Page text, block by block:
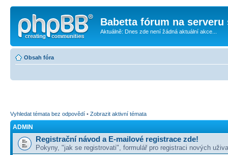
Babetta fórum na serveru
Aktuálně: Dnes zde není žádná aktuální akce...
Obsah fóra
Vyhledat témata bez odpovědí • Zobrazit aktivní témata
ADMIN
Registrační návod a E-mailové registrace zde!
Pokyny, "jak se registrovati", formulář pro registraci nových